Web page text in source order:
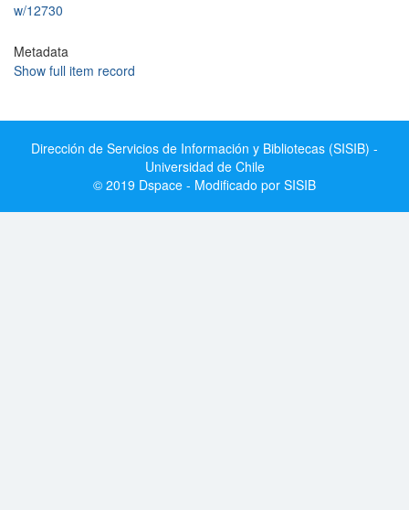
w/12730
Metadata
Show full item record
Dirección de Servicios de Información y Bibliotecas (SISIB) -
Universidad de Chile
© 2019 Dspace - Modificado por SISIB